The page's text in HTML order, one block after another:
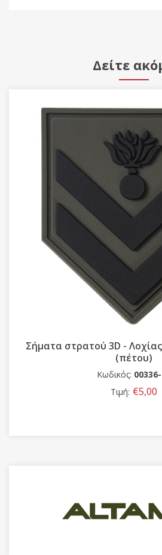
Δείτε
Σήματα στρατού 3D -
(πέτου)
Κωδικός:
Τιμή: €5,00